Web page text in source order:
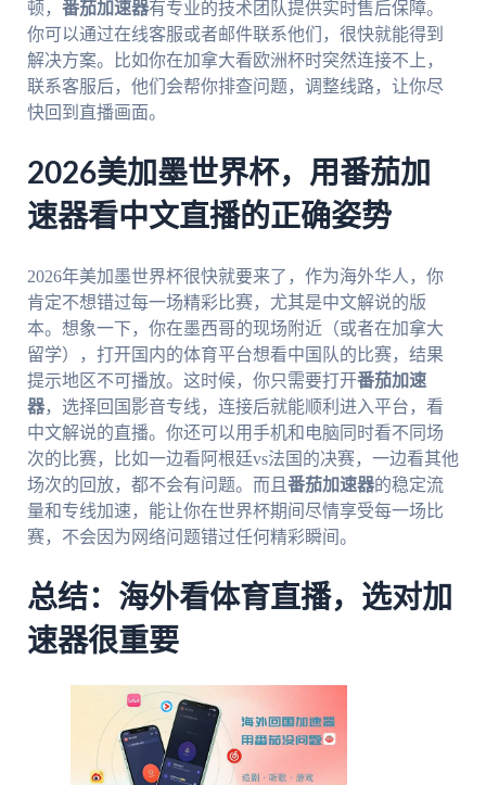
顿， 番茄加速器有专业的技术团队提供实时售后保障。
你可以通过在线客服或者邮件联系他们，很快就能得到
解决方案。比如你在加拿大看欧洲杯时突然连接不上，
联系客服后，他们会帮你排查问题，调整线路，让你尽
快回到直播画面。
2026美加墨世界杯，用番茄加
速器看中文直播的正确姿势
2026年美加墨世界杯很快就要来了，作为海外华人，你
肯定不想错过每一场精彩比赛，尤其是中文解说的版
本。想象一下，你在墨西哥的现场附近（或者在加拿大
留学），打开国内的体育平台想看中国队的比赛，结果
提示地区不可播放。这时候，你只需要打开番茄加速
器，选择回国影音专线，连接后就能顺利进入平台，看
中文解说的直播。你还可以用手机和电脑同时看不同场
次的比赛，比如一边看阿根廷vs法国的决赛，一边看其他
场次的回放，都不会有问题。而且 番茄加速器的稳定流
量和专线加速，能让你在世界杯期间尽情享受每一场比
赛，不会因为网络问题错过任何精彩瞬间。
总结：海外看体育直播，选对加
速器很重要